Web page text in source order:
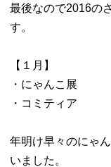
最後なので2016の
す。
【１月】
・にゃんこ展
・コミティア
年明け早々のにゃ
いました。